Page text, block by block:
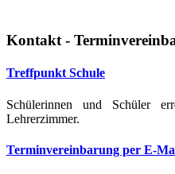
Kontakt -
Treffpunkt Schule
Schülerinnen und Schüler
Lehrerzimmer.
Terminvereinbarung per E-